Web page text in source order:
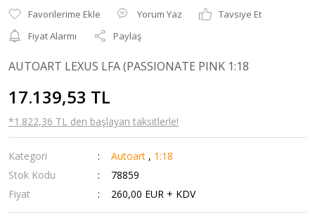
Yorum Yaz
Tavsiye Et
Fiyat Alarmı
Paylaş
AUTOART LEXUS LFA (PASSIONATE PINK 1:18
17.139,53 TL
*1.822,36 TL den başlayan taksitlerle!
Kategori Autoart , 1:18
Stok Kodu
78859
Fiyat
260,00 EUR + KDV